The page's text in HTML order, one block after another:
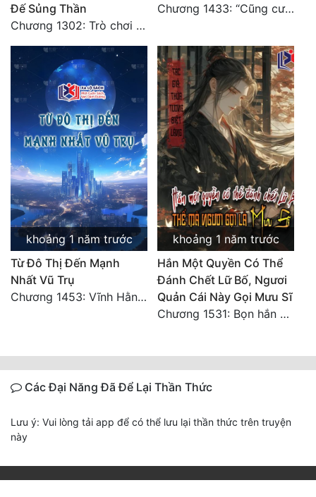
Đế Sủng Thần
Chương 1302: Trò chơi mười người của Khúc Linh
Chương 1433: “Cũng cười Trường An danh lợi chỗ, hồng trần nửa là vó ngựa lật” (Chương kết)
khoảng 1 năm trước
Từ Đô Thị Đến Mạnh
Nhất Vũ Trụ
Chương 1453: Vĩnh Hằng Chi Cảnh! (Đại kết cục) 2
khoảng 1 năm trước
Hắn Một Quyền Có Thể
Đánh Chết Lữ Bố, Ngươi
Quản Cái Này Gọi Mưu Sĩ
Chương 1531: Bọn hắn có khi nào quay lại không nhỉ?
Các Đại Năng Đã Để Lại Thần Thức
Lưu ý: Vui lòng tải app để có thể lưu lại thần thức trên truyện
này